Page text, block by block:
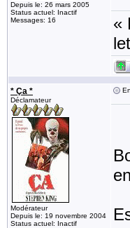
Depuis le: 26 mars 2005
Status actuel: Inactif
Messages: 16
«
* Ça *
Déclamateur
Modérateur
Depuis le: 19 novembre 2004
Status actuel: Inactif